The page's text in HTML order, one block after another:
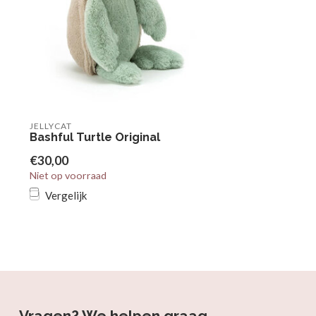
JELLYCAT
Bashful Turtle Original
€30,00
Niet op voorraad
Vergelijk